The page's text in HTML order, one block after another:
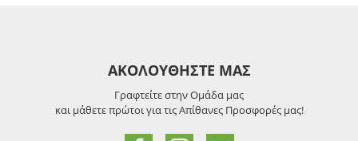
ΑΚΟΛΟΥΘΗΣΤΕ ΜΑΣ
Γραφτείτε στην Ομάδα μας
και μάθετε πρώτοι για τις Απίθανες Προσφορές μας!